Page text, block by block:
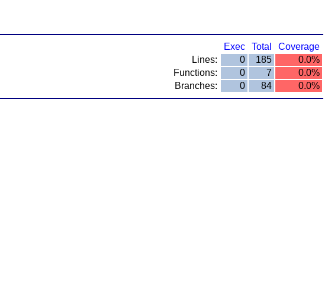
Exec Total
Coverage
Lines:
0 185
0.0%
Functions:
0 7
0.0%
Branches:
0 84 0.0%